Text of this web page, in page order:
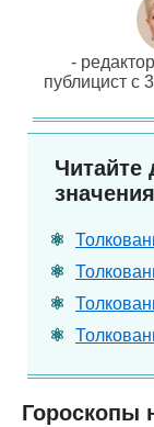
-
публицист с
Читайте
Гороскопы